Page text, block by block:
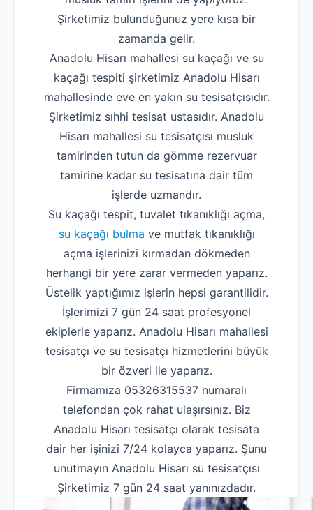
Şirketimiz bulunduğunuz yere kısa bir
zamanda gelir.
Anadolu Hisarı mahallesi su kaçağı ve su
kaçağı tespiti şirketimiz Anadolu Hisarı
mahallesinde eve en yakın su tesisatçısıdır.
Şirketimiz sıhhi tesisat ustasıdır. Anadolu
Hisarı mahallesi su tesisatçısı musluk
tamirinden tutun da gömme rezervuar
tamirine kadar su tesisatına dair tüm
işlerde uzmandır.
Su kaçağı tespit, tuvalet tıkanıklığı açma,
su kaçağı bulma ve mutfak tıkanıklığı
açma işlerinizi kırmadan dökmeden
herhangi bir yere zarar vermeden yaparız.
Üstelik yaptığımız işlerin hepsi garantilidir.
İşlerimizi 7 gün 24 saat profesyonel
ekiplerle yaparız. Anadolu Hisarı mahallesi
tesisatçı ve su tesisatçı hizmetlerini büyük
bir özveri ile yaparız.
Firmamıza 05326315537 numaralı
telefondan çok rahat ulaşırsınız. Biz
Anadolu Hisarı tesisatçı olarak tesisata
dair her işinizi 7/24 kolayca yaparız. Şunu
unutmayın Anadolu Hisarı su tesisatçısı
Şirketimiz 7 gün 24 saat yanınızdadır.